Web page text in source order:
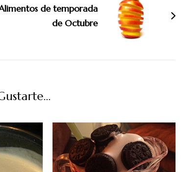
de temporada
de Octubre